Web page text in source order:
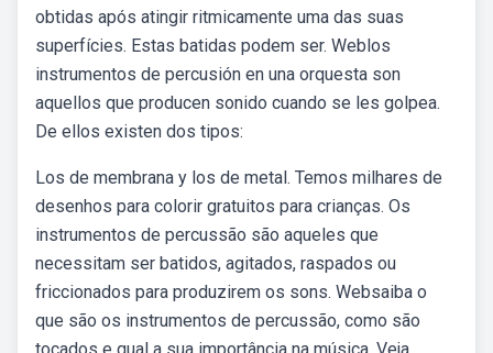
obtidas após atingir ritmicamente uma das suas
superfícies. Estas batidas podem ser. Weblos
instrumentos de percusión en una orquesta son
aquellos que producen sonido cuando se les golpea.
De ellos existen dos tipos:
Los de membrana y los de metal. Temos milhares de
desenhos para colorir gratuitos para crianças. Os
instrumentos de percussão são aqueles que
necessitam ser batidos, agitados, raspados ou
friccionados para produzirem os sons. Websaiba o
que são os instrumentos de percussão, como são